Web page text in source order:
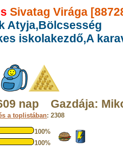
Sivatag Virága
Atyja,Bölcsesség
iskolakezdő,A
nap Gazdája:
a toplistában: 2308
100%
100%